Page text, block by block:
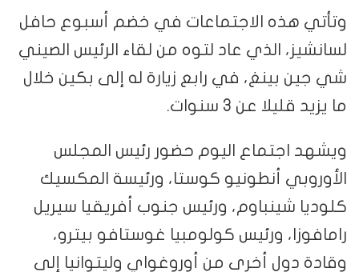
وتأتي هذه الاجتماعات في خضم أسبوع حافل
لسانشيز، الذي عاد لتوه من لقاء الرئيس الصيني
شي جين بينغ، في رابع زيارة له إلى بكين خلال
ما يزيد قليلا عن 3 سنوات.
ويشهد اجتماع اليوم حضور رئيس المجلس
الأوروبي أنطونيو كوستا، ورئيسة المكسيك
كلوديا شينباوم، ورئيس جنوب أفريقيا سيريل
رامافوزا، ورئيس كولومبيا غوستافو بيترو،
وقادة دول أخرى من أوروغواي وليتوانيا إلى